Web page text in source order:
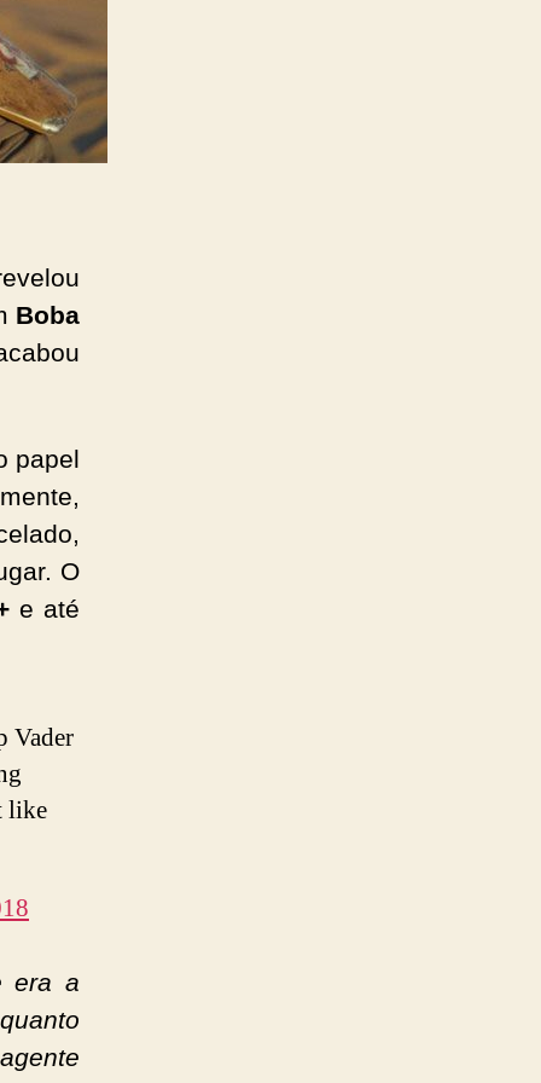
Boba
papel
O
e até
Vader
like
era a